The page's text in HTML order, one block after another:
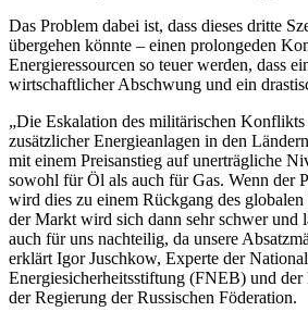
Das Problem dabei ist, dass dieses dritte
übergehen könnte – einen prolongeden
Energieressourcen so teuer werden, dass
wirtschaftlicher Abschwung und ein
„Die Eskalation des militärischen
zusätzlicher Energieanlagen in den
mit einem Preisanstieg auf unerträgliche
sowohl für Öl als auch für Gas. Wenn der
wird dies zu einem Rückgang des
der Markt wird sich dann sehr schwer und
auch für uns nachteilig, da unsere
erklärt Igor Juschkow, Experte der
Energiesicherheitsstiftung (FNEB) und
der Regierung der Russischen Föderation.